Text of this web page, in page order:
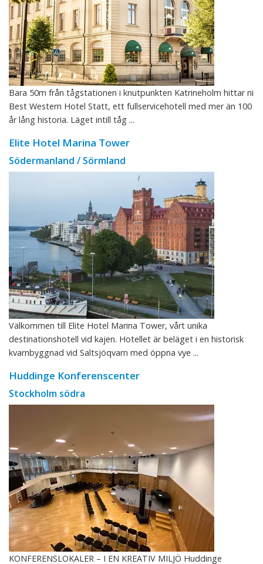
Bara 50m från tågstationen i knutpunkten Katrineholm hittar ni
Best Western Hotel Statt, ett fullservicehotell med mer än 100
år lång historia. Läget intill tåg ...
Elite Hotel Marina Tower
Södermanland / Sörmland
Välkommen till Elite Hotel Marina Tower, vårt unika
destinationshotell vid kajen. Hotellet är beläget i en historisk
kvarnbyggnad vid Saltsjöqvarn med öppna vye ...
Huddinge Konferenscenter
Stockholm södra
KONFERENSLOKALER – I EN KREATIV MILJÖ Huddinge